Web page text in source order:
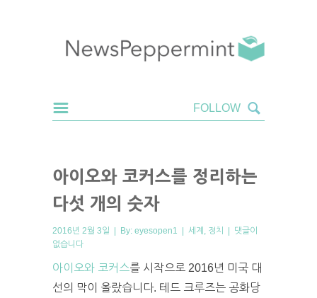
아이오와 코커스를 정리하는
다섯 개의 숫자
2016년 2월 3일 | By: eyesopen1 | 세계 정치 | 댓글이
없습니다
아이오와 코커스를 시작으로 2016년 미국 대
선의 막이 올랐습니다. 테드 크루즈는 공화당